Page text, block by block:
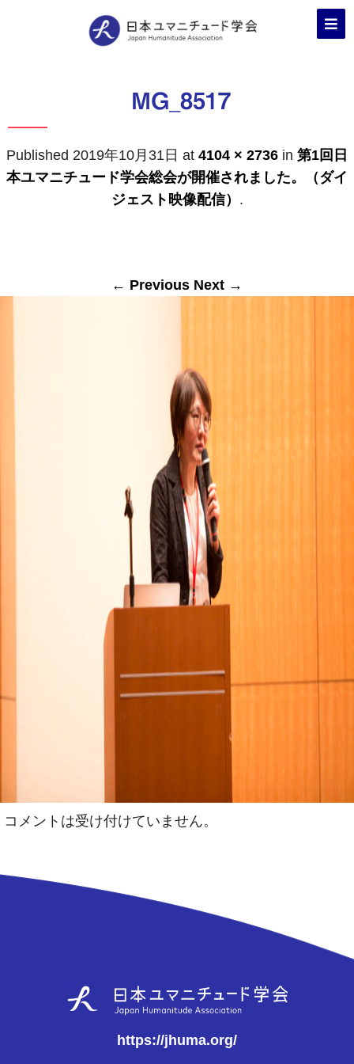
MG_8517
Published 2019年10月31日 at 4104 × 2736 in 第1回日
本ユマニチュード学会総会が開催されました。（ダイ
ジェスト映像配信） .
← Previous Next →
コメントは受け付けていません。
https://jhuma.org/